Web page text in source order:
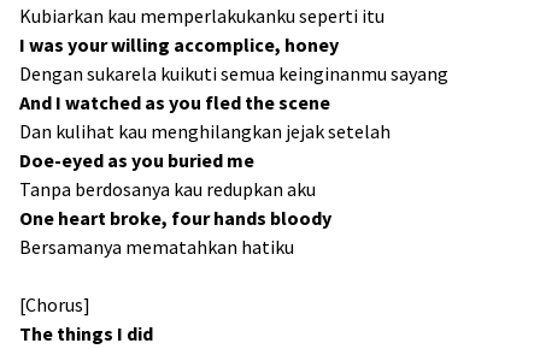
Kubiarkan kau memperlakukanku seperti itu
I was your willing accomplice, honey
Dengan sukarela kuikuti semua keinginanmu sayang
And I watched as you fled the scene
Dan kulihat kau menghilangkan jejak setelah
Doe-eyed as you buried me
Tanpa berdosanya kau redupkan aku
One heart broke, four hands bloody
Bersamanya mematahkan hatiku
[Chorus]
The things I did